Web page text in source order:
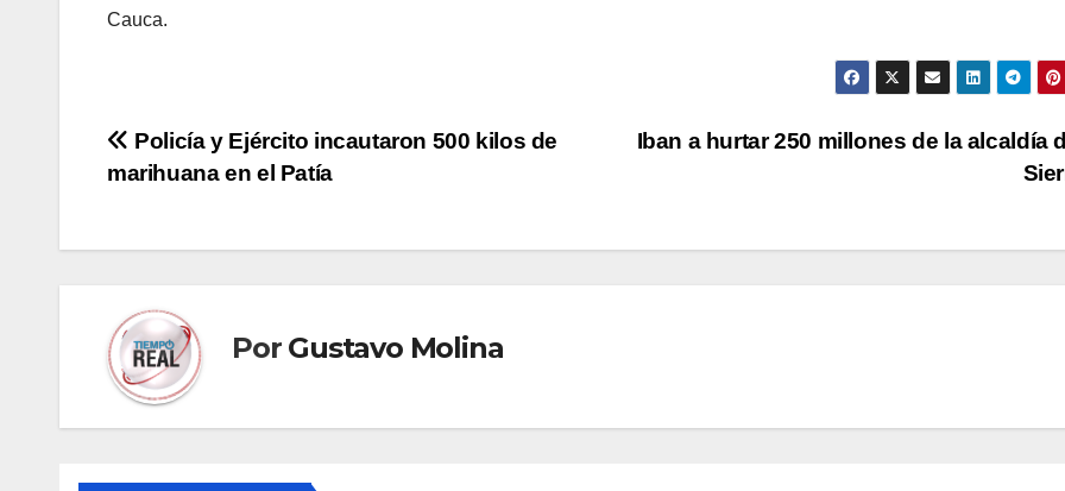
Cauca.
Navegación
entradas
Iban a hurtar 250 millones de la alcaldía
Policía y Ejército incautaron 500 kilos de
marihuana en el Patía
Por Gustavo Molina